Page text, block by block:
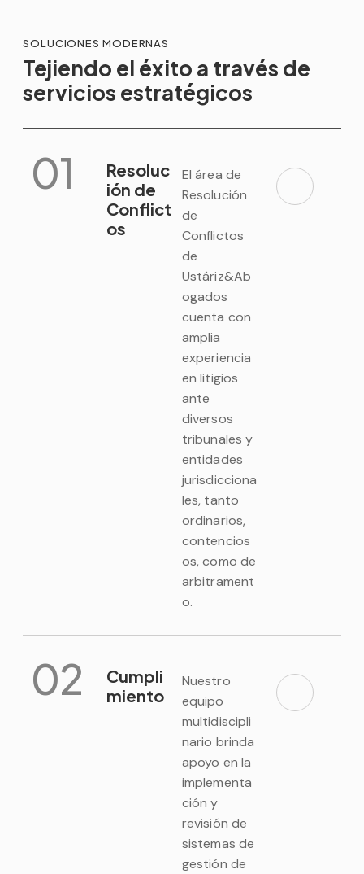
SOLUCIONES MODERNAS
Tejiendo el éxito a través de
servicios estratégicos
01
Resoluc
ión de
Conflict
os
El área de
Resolución
de
Conflictos
de
Ustáriz&Ab
ogados
cuenta con
amplia
experiencia
en litigios
ante
diversos
tribunales y
entidades
jurisdicciona
les, tanto
ordinarios,
contencios
os, como de
arbitrament
o.
02
Cumpli
miento
Nuestro
equipo
multidiscipli
nario brinda
apoyo en la
implementa
ción y
revisión de
sistemas de
gestión de